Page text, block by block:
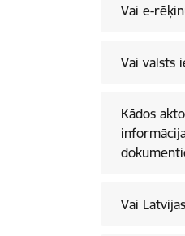
Vai e-
Vai valsts
Kādos aktos
Vai